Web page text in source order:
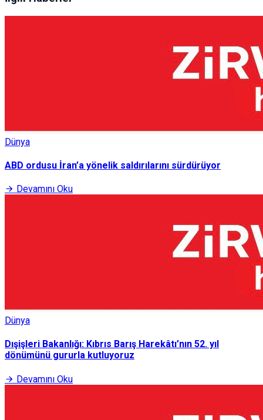
Dünya
ABD ordusu İran’a yönelik saldırılarını sürdürüyor
Devamını Oku
Dünya
Dışişleri Bakanlığı: Kıbrıs Barış Harekâtı’nın 52. yıl
dönümünü gururla kutluyoruz
Devamını Oku